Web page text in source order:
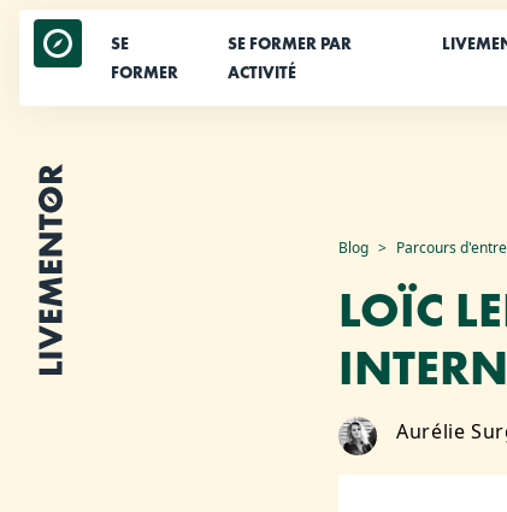
Aller
contenu
SE
FORMER
SE FORMER PAR
ACTIVITÉ
Blog Parcours
LOÏC
Aurélie